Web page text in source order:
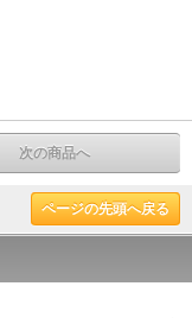
次の商品へ
ページの先頭へ戻る